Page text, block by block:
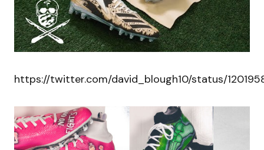
https://twitter.com/david_blough10/status/